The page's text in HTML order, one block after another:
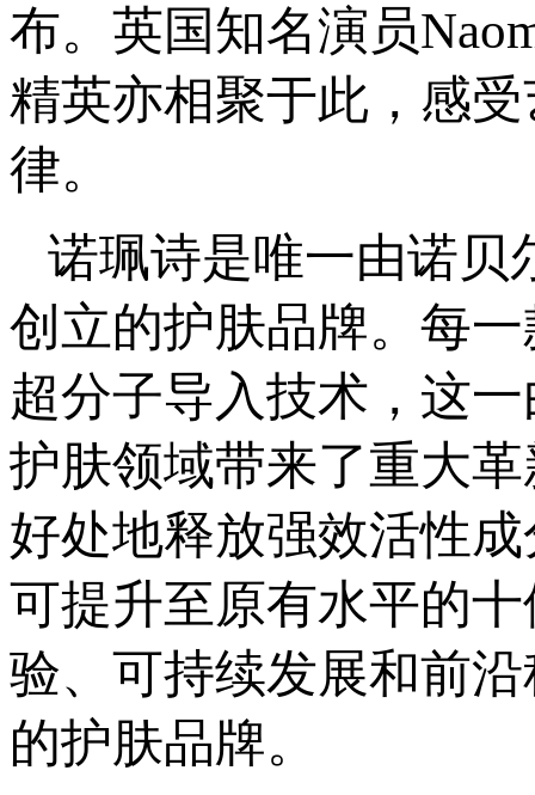
布。英国知名演员
精英亦相聚于此，感
律。
诺珮诗是唯一由诺贝
创立的护肤品牌。每
超分子导入技术，这
护肤领域带来了重大
好处地释放强效活性
可提升至原有水平的
验、可持续发展和前
的护肤品牌。